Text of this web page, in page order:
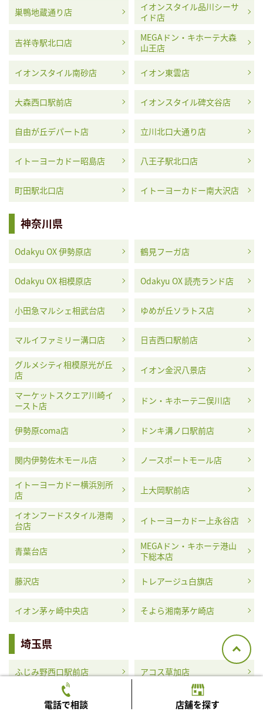
巣鴨地蔵通り店
イオンスタイル品川シーサ
イド店
吉祥寺駅北口店
MEGAドン・キホーテ大森
山王店
イオンスタイル南砂店 イオン東雲店
大森西口駅前店 イオンスタイル碑文谷店
自由が丘デパート店 立川北口大通り店
イトーヨーカドー昭島店 八王子駅北口店
町田駅北口店 イトーヨーカドー南大沢店
神奈川県
Odakyu OX 伊勢原店 鶴見フーガ店
Odakyu OX 相模原店 Odakyu OX 読売ランド店
小田急マルシェ相武台店 ゆめが丘ソラトス店
マルイファミリー溝口店 日吉西口駅前店
グルメシティ相模原光が丘
店
イオン金沢八景店
マーケットスクエア川崎イ
ースト店
ドン・キホーテ二俣川店
伊勢原coma店 ドンキ溝ノ口駅前店
関内伊勢佐木モール店 ノースポートモール店
イトーヨーカドー横浜別所
店
上大岡駅前店
イオンフードスタイル港南
台店
イトーヨーカドー上永谷店
青葉台店
MEGAドン・キホーテ港山
下総本店
藤沢店 トレアージュ白旗店
イオン茅ヶ崎中央店 そよら湘南茅ケ崎店
埼玉県
ふじみ野西口駅前店 アコス草加店
イオンタウン蕨店
MEGAドン・キホーテ浦和
電話で相談 店舗を探す